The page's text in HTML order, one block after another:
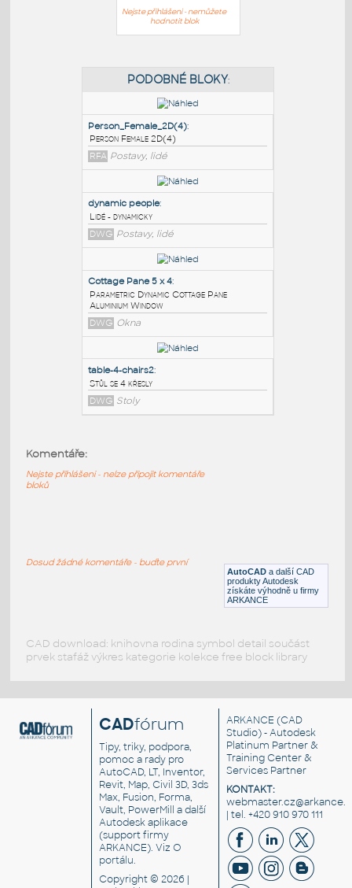
Nejste přihlášeni - nemůžete
hodnotit blok
PODOBNÉ BLOKY
Person_Female_2D(4)
Person Female 2D(4)
RFA
Postavy, lidé
dynamic people
Lidé - dynamicky
DWG Postavy, lidé
DWG Okna
DWG Stoly
AutoCAD a další CAD
produkty Autodesk
získáte výhodně u firmy
ARKANCE
Komentáře:
Nejste přihlášeni - nelze připojit komentáře
bloků
Dosud žádné komentáře - buďte první
CAD download: knihovna rodina symbol detail součást
prvek stafáž výkres kategorie kolekce free block library
CADfórum
Tipy, triky, podpora,
pomoc a rady pro
AutoCAD, LT, Inventor,
Revit, Map, Civil 3D, 3ds
Max, Fusion, Forma,
Vault, PowerMill a další
Autodesk aplikace
(support firmy
ARKANCE). VizO
portálu.
Copyright © 2026 |
ARKANCE (CAD
Studio) - Autodesk
Platinum Partner &
Training Center &
Services Partner
KONTAKT:
| tel. +420 910 970 111